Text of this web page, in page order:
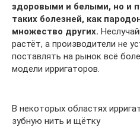
здоровыми и белыми, но и
таких болезней, как
множество других.
растёт, а производители не
поставлять на рынок всё
модели ирригаторов.
В некоторых областях
зубную нить и щётку